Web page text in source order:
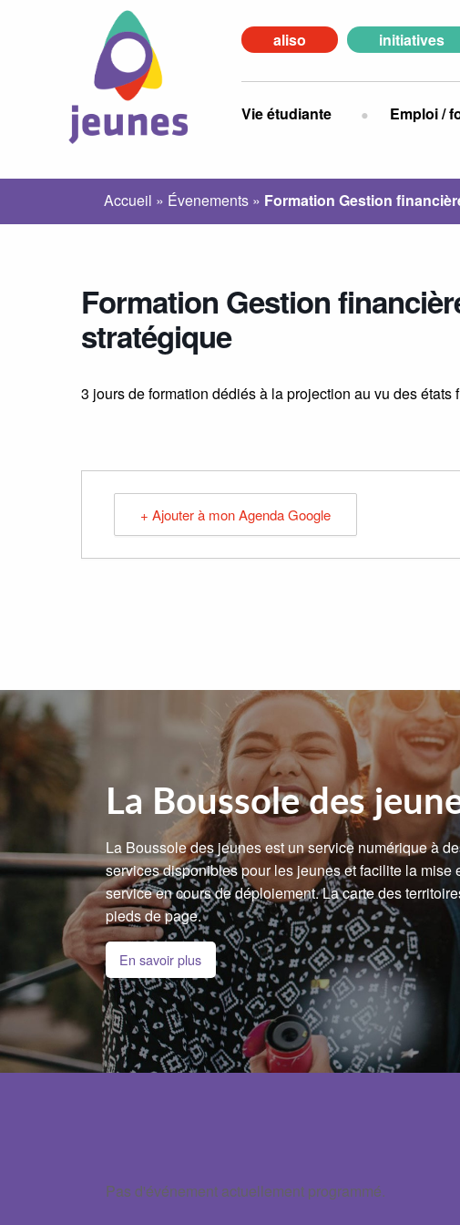
aliso initiatives
Vie étudiante Emploi /
Accueil » Évenements » Formation Gestion
Formation Gestion
stratégique
3 jours de formation dédiés à la projection au vu des
+ Ajouter à mon Agenda Google
La Boussole des
La Boussole des jeunes est un service numérique à
services disponibles pour les jeunes et facilite la
service en cours de déploiement. La carte des
pieds de page.
En savoir plus
Pas d'événement actuellement programmé.